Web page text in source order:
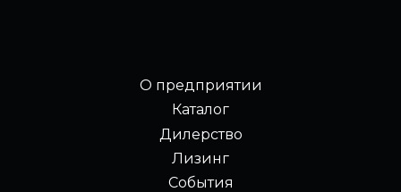
О предприятии
Каталог
Дилерство
Лизинг
События